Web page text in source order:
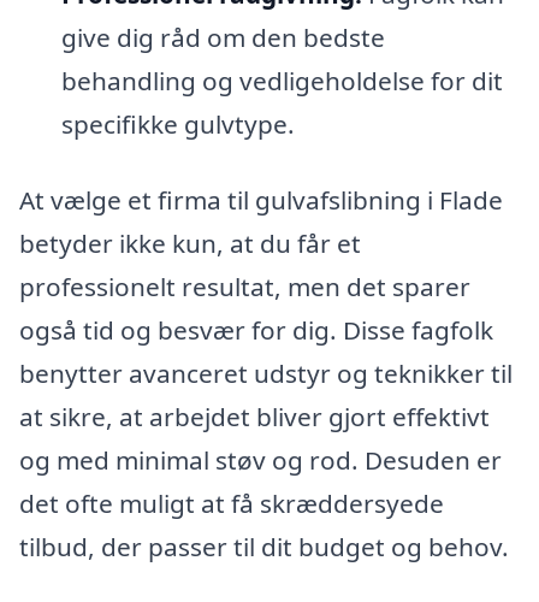
give dig råd om den bedste
behandling og vedligeholdelse for dit
specifikke gulvtype.
At vælge et firma til gulvafslibning i Flade
betyder ikke kun, at du får et
professionelt resultat, men det sparer
også tid og besvær for dig. Disse fagfolk
benytter avanceret udstyr og teknikker til
at sikre, at arbejdet bliver gjort effektivt
og med minimal støv og rod. Desuden er
det ofte muligt at få skræddersyede
tilbud, der passer til dit budget og behov.